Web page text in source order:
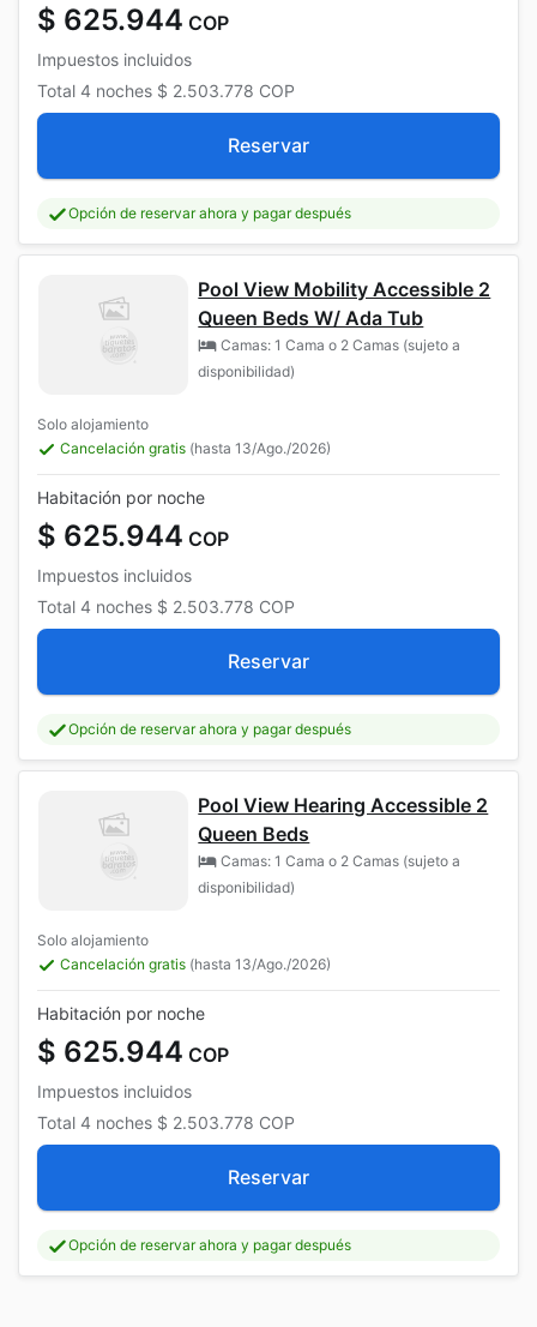
$ 625.944 COP
Impuestos incluidos
Total 4 noches $ 2.503.778 COP
Reservar
Opción de reservar ahora y pagar después
Pool View Mobility Accessible 2
Queen Beds W/ Ada Tub
Camas: 1 Cama o 2 Camas (sujeto a
disponibilidad)
Solo alojamiento
Cancelación gratis (hasta 13/Ago./2026)
Habitación por noche
$ 625.944 COP
Impuestos incluidos
Total 4 noches $ 2.503.778 COP
Reservar
Opción de reservar ahora y pagar después
Pool View Hearing Accessible 2
Queen Beds
Camas: 1 Cama o 2 Camas (sujeto a
disponibilidad)
Solo alojamiento
Cancelación gratis (hasta 13/Ago./2026)
Habitación por noche
$ 625.944 COP
Impuestos incluidos
Total 4 noches $ 2.503.778 COP
Reservar
Opción de reservar ahora y pagar después